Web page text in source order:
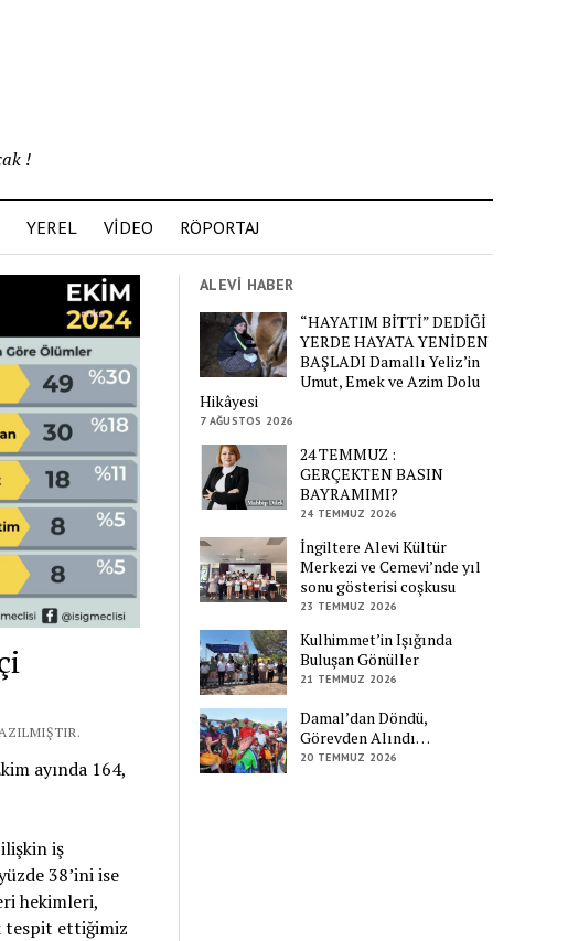
!
YEREL VİDEO RÖPORTAJ
ayında 164,
ilişkin iş
38’ini ise
hekimleri,
tespit ettiğimiz
ALEVİ HABER
“HAYATIM BİTTİ” DEDİĞİ
YERDE HAYATA YENİDEN
BAŞLADI Damallı Yeliz’in
Umut, Emek ve Azim Dolu
Hikâyesi
7 AĞUSTOS 2026
24 TEMMUZ :
GERÇEKTEN BASIN
BAYRAMIMI?
24 TEMMUZ 2026
İngiltere Alevi Kültür
Merkezi ve Cemevi’nde yıl
sonu gösterisi coşkusu
23 TEMMUZ 2026
Kulhimmet’in Işığında
Buluşan Gönüller
21 TEMMUZ 2026
Damal’dan Döndü,
Görevden Alındı…
20 TEMMUZ 2026